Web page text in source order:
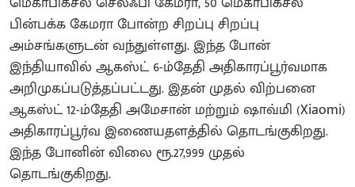
பின்பக்க கேமரா போன்ற சிறப்பு சிறப்பு
அம்சங்களுடன் வந்துள்ளது. இந்த போன்
இந்தியாவில் ஆகஸ்ட் 6-ம்தேதி அதிகாரப்பூர்வமாக
அறிமுகப்படுத்தப்பட்டது. இதன் முதல் விற்பனை
ஆகஸ்ட் 12-ம்தேதி அமேசான் மற்றும் ஷாவ்மி (Xiaomi)
அதிகாரப்பூர்வ இணையதளத்தில் தொடங்குகிறது.
இந்த போனின் விலை ரூ.27,999 முதல்
தொடங்குகிறது.